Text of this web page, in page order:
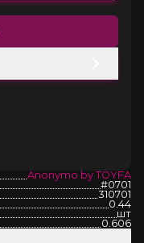
Anonymo by TOYFA
#0701
310701
0.44
шт
0.606